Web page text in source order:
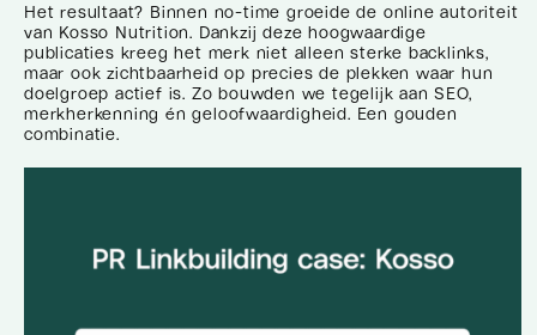
Het resultaat? Binnen no-time groeide de online autoriteit
van Kosso Nutrition. Dankzij deze hoogwaardige
publicaties kreeg het merk niet alleen sterke backlinks,
maar ook zichtbaarheid op precies de plekken waar hun
doelgroep actief is. Zo bouwden we tegelijk aan SEO,
merkherkenning én geloofwaardigheid. Een gouden
combinatie.